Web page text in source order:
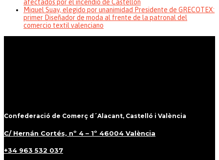
afectados por el incendio de Castellón
Miquel Suay, elegido por unanimidad Presidente de GRECOTEX:
primer Diseñador de moda al frente de la patronal del
comercio textil valenciano
Confederació de Comerç d´Alacant, Castelló i València
C/ Hernán Cortés, nº 4 – 1º 46004 València
+34 963 532 037